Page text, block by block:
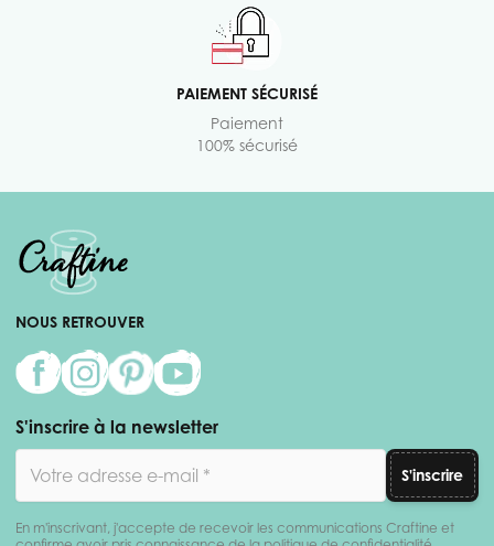
PAIEMENT SÉCURISÉ
Paiement
100% sécurisé
NOUS RETROUVER
S'inscrire à la newsletter
S'inscrire
En m'inscrivant, j'accepte de recevoir les communications Craftine et